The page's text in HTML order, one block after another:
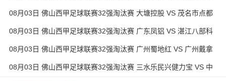
全场录像
08月03日 佛山西甲足球联赛32强淘汰赛 大塘控股 VS 茂名市点都
得 全场录像
08月03日 佛山西甲足球联赛32强淘汰赛 广东凤铝 VS 湛江八部科
技 全场录像
08月03日 佛山西甲足球联赛32强淘汰赛 广州蜀地红 VS 广州戴拿
模 全场录像
08月03日 佛山西甲足球联赛32强淘汰赛 三水乐民兴健力宝 VS 中